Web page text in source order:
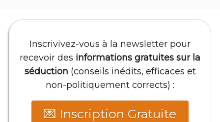
Inscrivivez-vous à la newsletter pour
recevoir des informations gratuites sur la
séduction (conseils inédits, efficaces et
non-politiquement corrects) :
💌 Inscription Gratuite